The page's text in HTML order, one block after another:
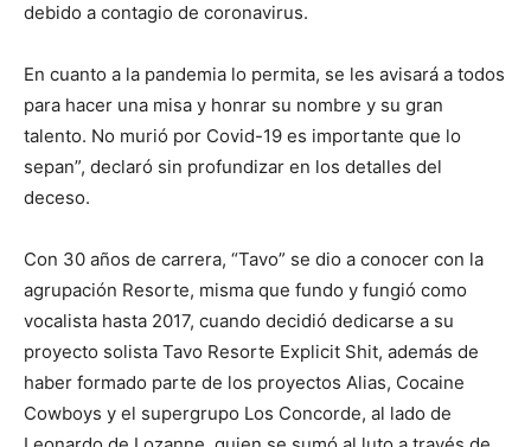
debido a contagio de coronavirus.
En cuanto a la pandemia lo permita, se les avisará a todos
para hacer una misa y honrar su nombre y su gran
talento. No murió por Covid-19 es importante que lo
sepan”, declaró sin profundizar en los detalles del
deceso.
Con 30 años de carrera, “Tavo” se dio a conocer con la
agrupación Resorte, misma que fundo y fungió como
vocalista hasta 2017, cuando decidió dedicarse a su
proyecto solista Tavo Resorte Explicit Shit, además de
haber formado parte de los proyectos Alias, Cocaine
Cowboys y el supergrupo Los Concorde, al lado de